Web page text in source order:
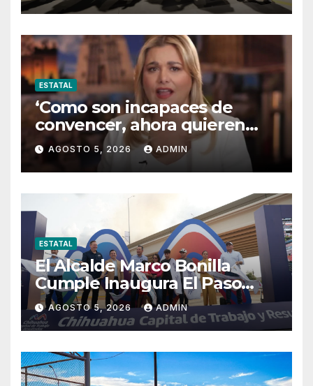
ESTATAL
‘Como son incapaces de
convencer, ahora quieren
censurar’
AGOSTO 5, 2026 ADMIN
ESTATAL
El Alcalde Marco Bonilla
Cumple Inaugura El Paso
Superior De Fuerza Aérea Y
Carretera Aldama
AGOSTO 5, 2026 ADMIN